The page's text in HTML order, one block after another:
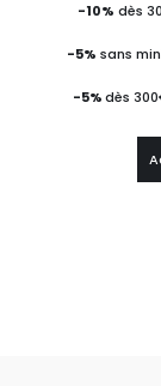
-10% dès
-5% sans
-5%dès